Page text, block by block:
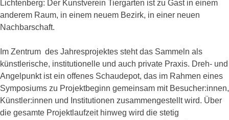
Lichtenberg: Der Kunstverein Tiergarten ist zu Gast in einem
anderem Raum, in einem neuem Bezirk, in einer neuen
Nachbarschaft.
Im Zentrum des Jahresprojektes steht das Sammeln als
künstlerische, institutionelle und auch private Praxis. Dreh- und
Angelpunkt ist ein offenes Schaudepot, das im Rahmen eines
Symposiums zu Projektbeginn gemeinsam mit Besucher:innen,
Künstler:innen und Institutionen zusammengestellt wird. Über
die gesamte Projektlaufzeit hinweg wird die stetig